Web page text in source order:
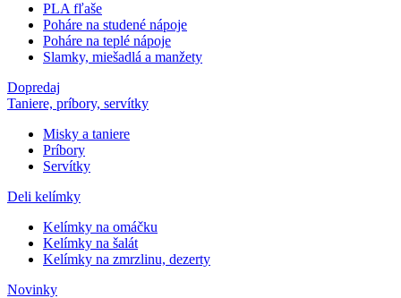
PLA fľaše
Poháre na studené nápoje
Poháre na teplé nápoje
Slamky, miešadlá a manžety
Dopredaj
Taniere, príbory, servítky
Misky a taniere
Príbory
Servítky
Deli kelímky
Kelímky na omáčku
Kelímky na šalát
Kelímky na zmrzlinu, dezerty
Novinky